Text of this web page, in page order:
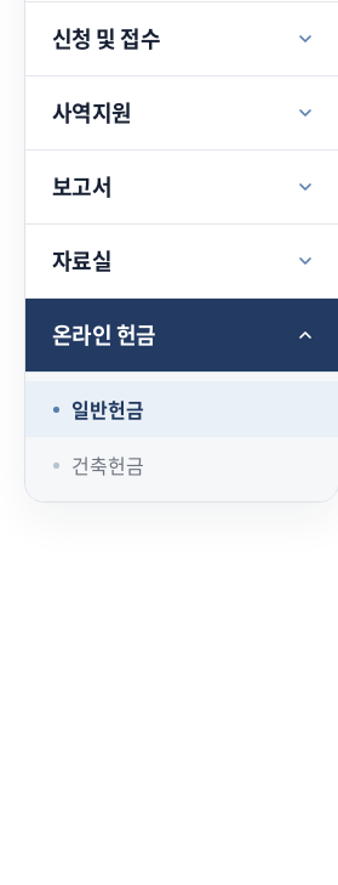
신청 및 접수
사역지원
보고서
자료실
온라인 헌금
일반헌금
건축헌금